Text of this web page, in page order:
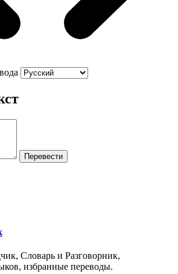
Словарь и Разговорник,
избранные переводы.